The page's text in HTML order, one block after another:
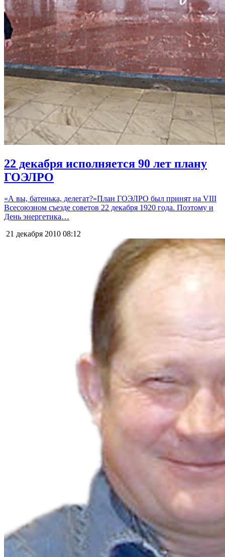
22 декабря исполняется 90 лет плану
ГОЭЛРО
«А вы, батенька, делегат?»План ГОЭЛРО был принят на VIII
Всесоюзном съезде советов 22 декабря 1920 года. Поэтому и
День энергетика…
21 декабря 2010 08:12